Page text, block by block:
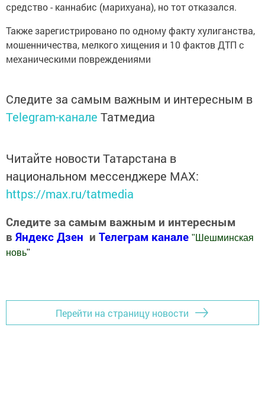
средство - каннабис (марихуана), но тот отказался.
Также зарегистрировано по одному факту хулиганства,
мошенничества, мелкого хищения и 10 фактов ДТП с
механическими повреждениями
Следите за самым важным и интересным в
Telegram-канале Татмедиа
Читайте новости Татарстана в
национальном мессенджере MАХ:
https://max.ru/tatmedia
Следите за самым важным и интересным
в Яндекс Дзен и Телеграм канале " Шешминская
новь"
Перейти на страницу новости